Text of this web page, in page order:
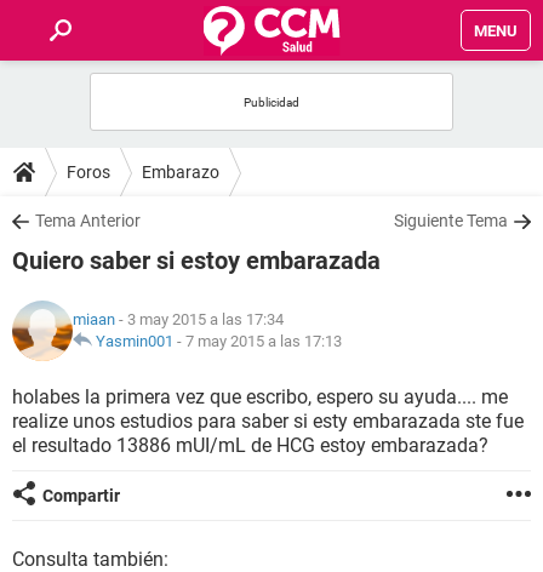
MENU
FOROS
SALUD
FAMILIA
NUTRICIÓN
BIENESTAR
Foros Embarazo
Tema Anterior Siguiente Tema
Quiero saber si estoy embarazada
miaan - 3 may 2015 a las 17:34
Yasmin001 - 7 may 2015 a las 17:13
holabes la primera vez que escribo, espero su ayuda.... me
realize unos estudios para saber si esty embarazada ste fue
el resultado 13886 mUI/mL de HCG estoy embarazada?
Compartir
Consulta también: